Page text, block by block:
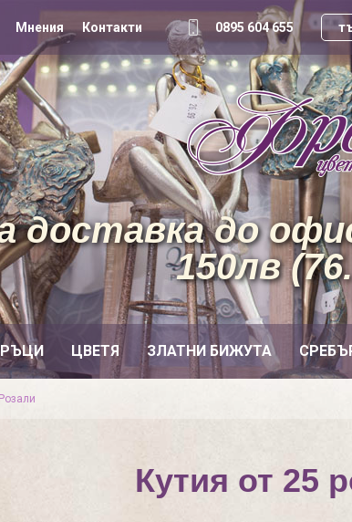
Мнения Контакти 0895 604 655
ЦВЕТЯ ЗЛАТНИ БИЖУТА
доставка до
150лв
Кутия от 25